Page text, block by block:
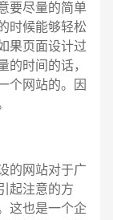
要尽量的简单
时候能够轻松
果页面设计过
的时间的话，
个网站的。因
网站对于广
起注意的方
这也是一个企